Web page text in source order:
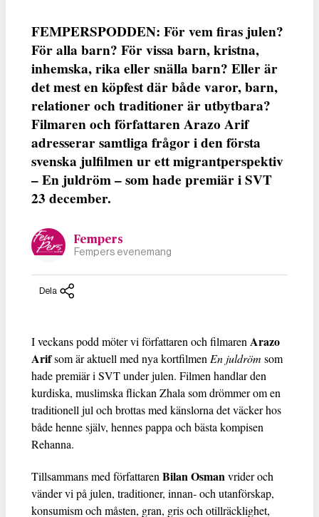
FEMPERSPODDEN: För vem firas julen?
För alla barn? För vissa barn, kristna,
inhemska, rika eller snälla barn? Eller är
det mest en köpfest där både varor, barn,
relationer och traditioner är utbytbara?
Filmaren och författaren Arazo Arif
adresserar samtliga frågor i den första
svenska julfilmen ur ett migrantperspektiv
– En juldröm – som hade premiär i SVT
23 december.
Fempers
Fempers evenemang
Dela
I veckans podd möter vi författaren och filmarenArazo
Arifsom är aktuell med nya kortfilmenEn juldröm som
hade premiär i SVT under julen. Filmen handlar den
kurdiska, muslimska flickan Zhala som drömmer om en
traditionell jul och brottas med känslorna det väcker hos
både henne själv, hennes pappa och bästa kompisen
Rehanna.
Tillsammans med författarenBilan Osmanvrider och
vänder vi på julen, traditioner, innan- och utanförskap,
konsumism och måsten, gran, gris och otillräcklighet,